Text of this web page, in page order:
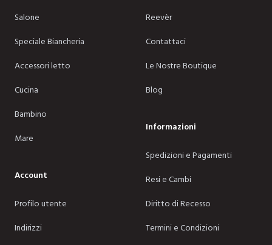
Salone
Speciale Biancheria
Accessori letto
Cucina
Bambino
Mare
Account
Profilo utente
Indirizzi
Reevèr
Contattaci
Le Nostre Boutique
Blog
Informazioni
Spedizioni e Pagamenti
Resi e Cambi
Diritto di Recesso
Termini e Condizioni